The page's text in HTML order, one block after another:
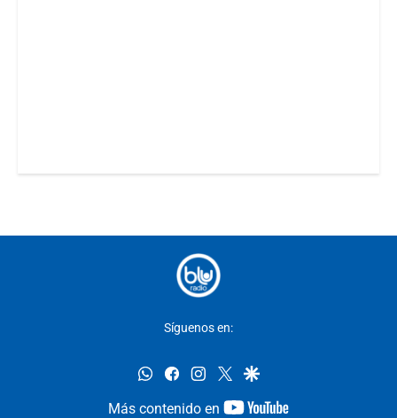
Síguenos en:
whatsappfacebookinstagram
twittergoogle
Más contenido en
youtube-